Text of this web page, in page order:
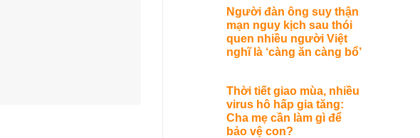
Người đàn ông suy thận
mạn nguy kịch sau thói
quen nhiều người Việt
nghĩ là ‘càng ăn càng bổ’
Thời tiết giao mùa, nhiều
virus hô hấp gia tăng:
Cha mẹ cần làm gì để
bảo vệ con?